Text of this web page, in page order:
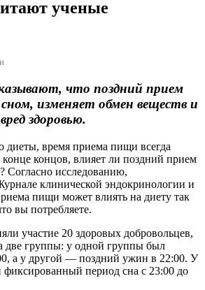
ученые
что поздний прием
изменяет обмен веществ и
здоровью.
диеты, время приема пищи всегда
концов, влияет ли поздний прием
Согласно исследованию,
клинической эндокринологии и
пищи может влиять на диету так
вы потребляете.
участие 20 здоровых добровольцев,
две группы: у одной группы был
а у другой — поздний ужин в 22:00. У
период сна с 23:00 до